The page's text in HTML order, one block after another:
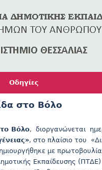
Οδηγίες
στο Βόλο
Βόλο, διοργανώνεται
, στο πλαίσιο του
με
Εκπαίδευσης (ΠΤΔΕ)